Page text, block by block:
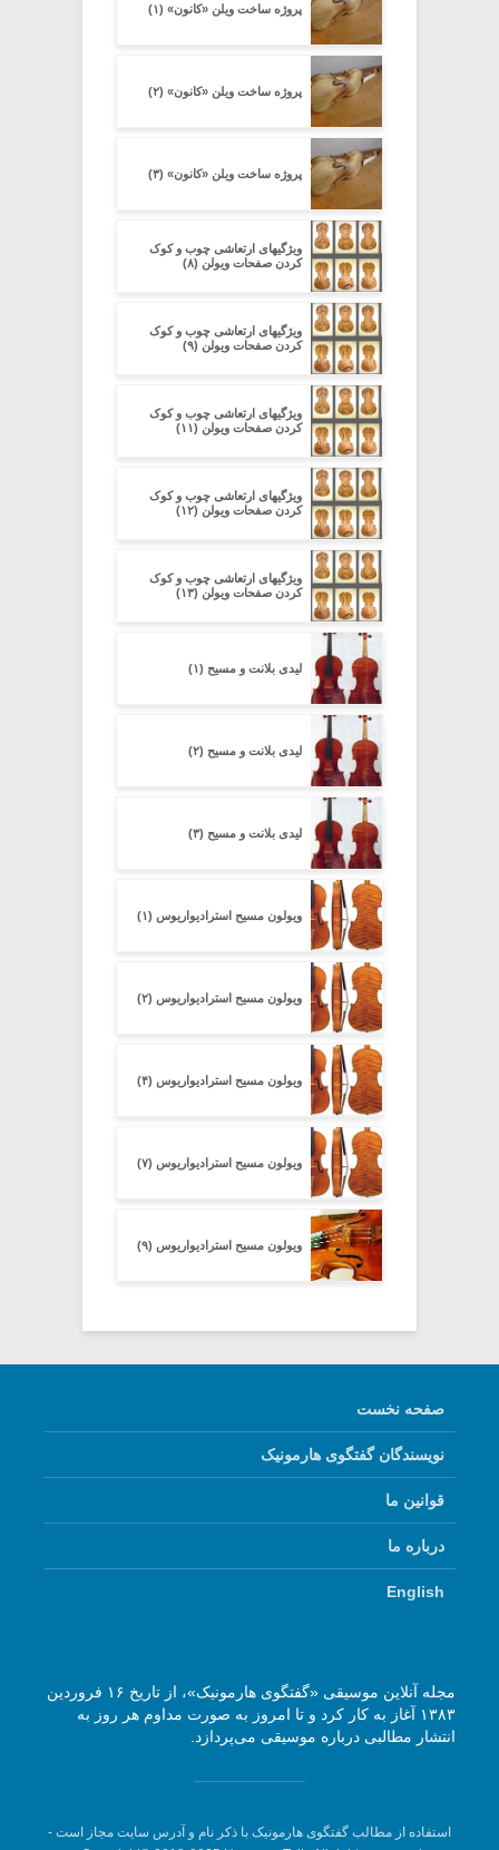
پروژه ساخت ویلن «کانون» (۱)
پروژه ساخت ویلن «کانون» (۲)
پروژه ساخت ویلن «کانون» (۳)
ویژگیهای ارتعاشی چوب و کوک
کردن صفحات ویولن (۸)
ویژگیهای ارتعاشی چوب و کوک
کردن صفحات ویولن (۹)
ویژگیهای ارتعاشی چوب و کوک
کردن صفحات ویولن (۱۱)
ویژگیهای ارتعاشی چوب و کوک
کردن صفحات ویولن (۱۲)
ویژگیهای ارتعاشی چوب و کوک
کردن صفحات ویولن (۱۳)
لیدی بلانت و مسیح (۱)
لیدی بلانت و مسیح (۲)
لیدی بلانت و مسیح (۳)
ویولون مسیح استرادیواریوس (۱)
ویولون مسیح استرادیواریوس (۲)
ویولون مسیح استرادیواریوس (۴)
ویولون مسیح استرادیواریوس (۷)
ویولون مسیح استرادیواریوس (۹)
صفحه نخست
نویسندگان گفتگوی هارمونیک
قوانین ما
درباره ما
English
مجله آنلاین موسیقی «گفتگوی هارمونیک»، از تاریخ ۱۶ فروردین
۱۳۸۳ آغاز به کار کرد و تا امروز به صورت مداوم هر روز به
انتشار مطالبی درباره موسیقی می‌پردازد.
استفاده از مطالب گفتگوی هارمونیک با ذکر نام و آدرس سایت مجاز است -